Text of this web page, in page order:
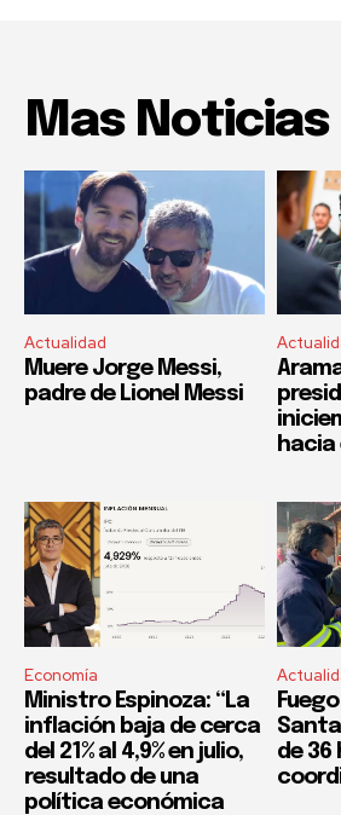
Mas Noticias
Actualidad
Muere Jorge Messi,
padre de Lionel Messi
hacia
Economía
Ministro Espinoza: “La
inflación baja de cerca
del 21% al 4,9% en julio,
resultado de una
política económica
de 36